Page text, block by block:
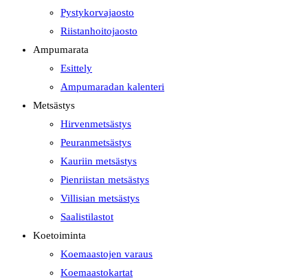
Pystykorvajaosto
Riistanhoitojaosto
Ampumarata
Esittely
Ampumaradan kalenteri
Metsästys
Hirvenmetsästys
Peuranmetsästys
Kauriin metsästys
Pienriistan metsästys
Villisian metsästys
Saalistilastot
Koetoiminta
Koemaastojen varaus
Koemaastokartat